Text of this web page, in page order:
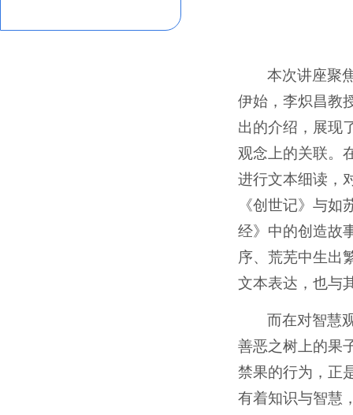
本次讲座聚
伊始，李炽昌教
出的介绍，展现
观念上的关联。
进行文本细读，
《创世记》与
经》中的创造故
序、荒芜中生出
文本表达，也与
而在对智慧
善恶之树上的果
禁果的行为，正
有着知识与智慧